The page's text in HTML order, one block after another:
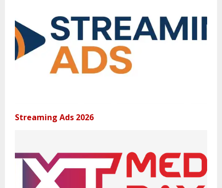
Streaming Ads 2026